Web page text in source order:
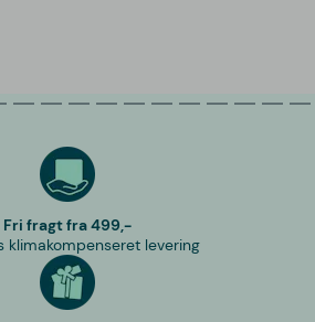
Fri fragt fra 499,-
klimakompenseret levering